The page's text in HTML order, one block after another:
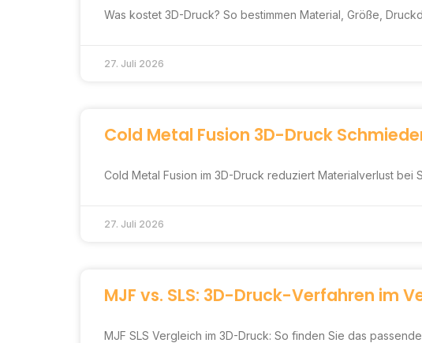
Was kostet 3D-Druck? So bestimmen Material, Größe,
27. Juli 2026
Cold Metal Fusion 3D-Druck
Cold Metal Fusion im 3D-Druck reduziert Materialverlust
27. Juli 2026
MJF vs. SLS: 3D-Druck-Verfahren im
MJF SLS Vergleich im 3D-Druck: So finden Sie das